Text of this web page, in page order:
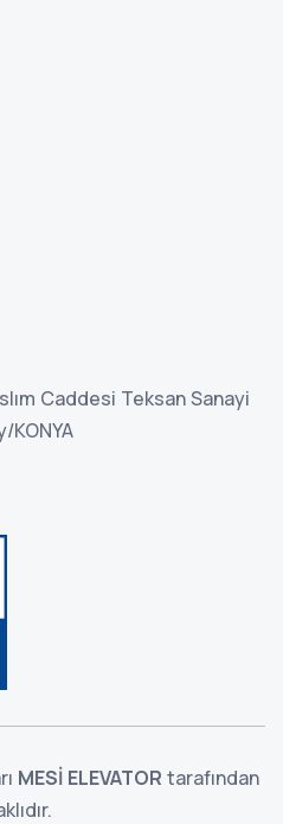
Caddesi Teksan Sanayi
KONYA
MESİ ELEVATOR tarafından